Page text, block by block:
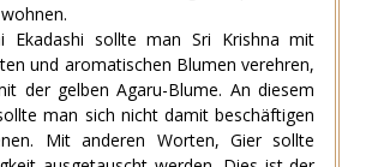
Ekadashi sollte man Sri Krishna mit
und aromatischen Blumen verehren,
der gelben Agaru-Blume. An diesem
man sich nicht damit beschäftigen
Mit anderen Worten, Gier sollte